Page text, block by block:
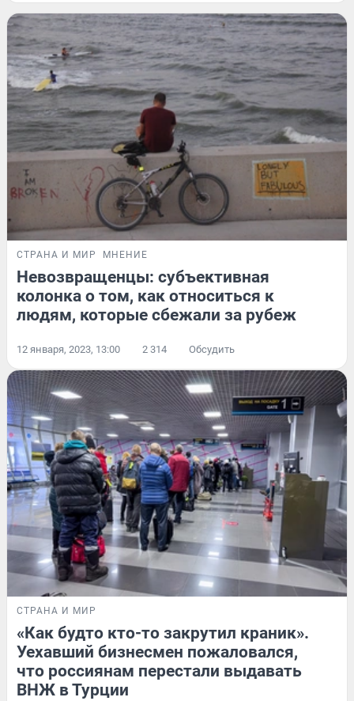
СТРАНА И МИР МНЕНИЕ
Невозвращенцы: субъективная
колонка о том, как относиться к
людям, которые сбежали за рубеж
12 января, 2023, 13:00 2 314 Обсудить
СТРАНА И МИР
«Как будто кто-то закрутил краник».
Уехавший бизнесмен пожаловался,
что россиянам перестали выдавать
ВНЖ в Турции